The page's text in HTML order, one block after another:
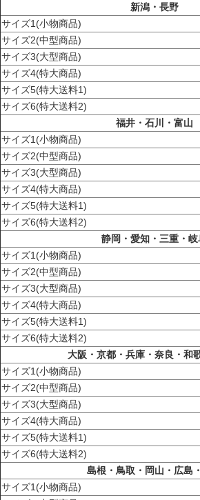
新潟・長野
サイズ1(小物商品)
サイズ2(中型商品)
サイズ3(大型商品)
サイズ4(特大商品)
サイズ5(特大送料1)
サイズ6(特大送料2)
福井・石川・富山
サイズ1(小物商品)
サイズ2(中型商品)
サイズ3(大型商品)
サイズ4(特大商品)
サイズ5(特大送料1)
サイズ6(特大送料2)
静岡・愛知・三重・岐
サイズ1(小物商品)
サイズ2(中型商品)
サイズ3(大型商品)
サイズ4(特大商品)
サイズ5(特大送料1)
サイズ6(特大送料2)
大阪・京都・兵庫・奈良・和
サイズ1(小物商品)
サイズ2(中型商品)
サイズ3(大型商品)
サイズ4(特大商品)
サイズ5(特大送料1)
サイズ6(特大送料2)
島根・鳥取・岡山・広島
サイズ1(小物商品)